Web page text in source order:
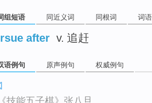
组短语 同近义词 同根词 词
after v. 追赶
语例句 原声例句 权威例句
《技能五子棋》张八旦